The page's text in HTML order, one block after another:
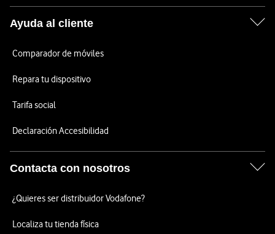
Ayuda al cliente
Comparador de móviles
Repara tu dispositivo
Tarifa social
Declaración Accesibilidad
Contacta con nosotros
¿Quieres ser distribuidor Vodafone?
Localiza tu tienda física